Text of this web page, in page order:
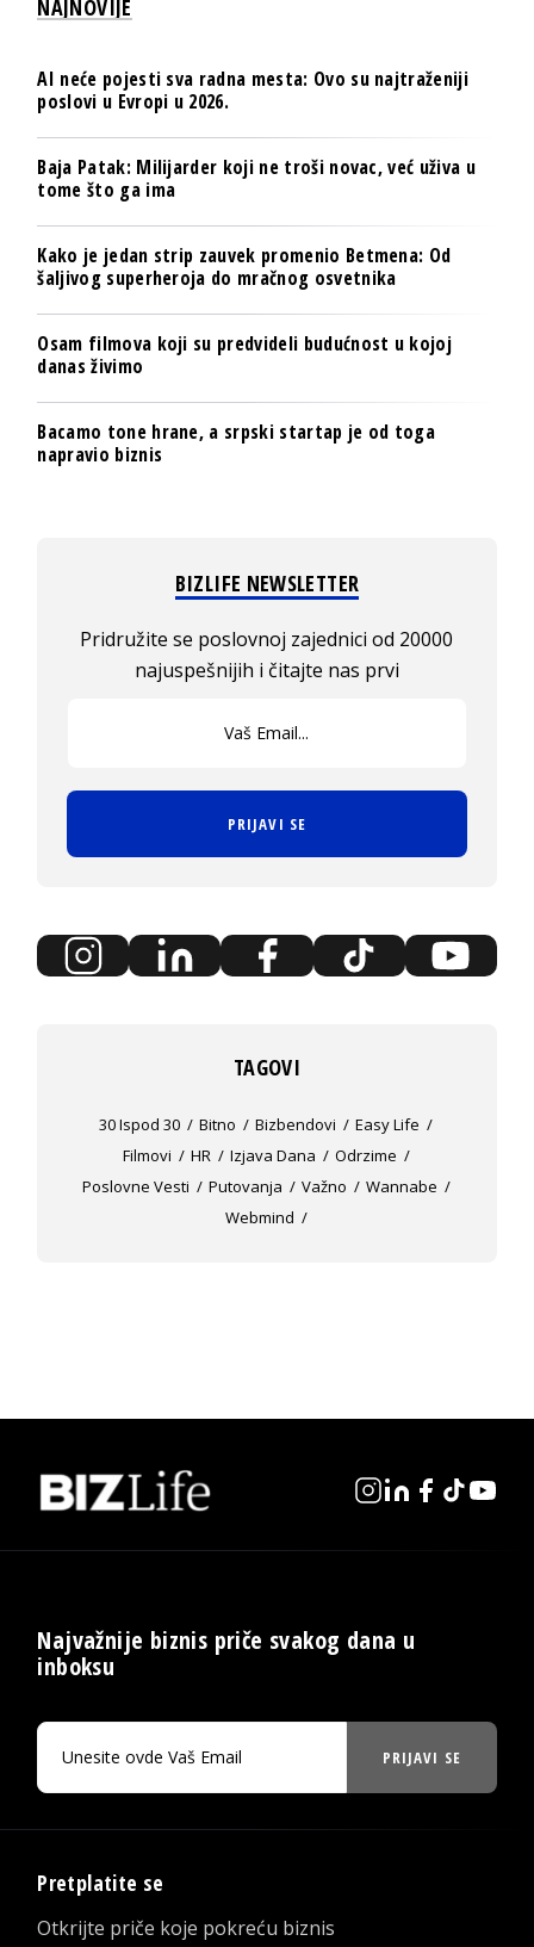
NAJNOVIJE
AI neće pojesti sva radna mesta: Ovo su najtraženiji
poslovi u Evropi u 2026.
Baja Patak: Milijarder koji ne troši novac, već uživa u
tome što ga ima
Kako je jedan strip zauvek promenio Betmena: Od
šaljivog superheroja do mračnog osvetnika
Osam filmova koji su predvideli budućnost u kojoj
danas živimo
Bacamo tone hrane, a srpski startap je od toga
napravio biznis
BIZLIFE NEWSLETTER
Pridružite se poslovnoj zajednici od 20000
najuspešnijih i čitajte nas prvi
PRIJAVI SE
TAGOVI
30 Ispod 30 Bitno Bizbendovi
Easy Life
Filmovi
HR Izjava Dana
Odrzime
Poslovne Vesti
Putovanja Važno
Wannabe
Webmind
Najvažnije biznis priče svakog dana u
inboksu
PRIJAVI SE
Pretplatite se
Otkrijte priče koje pokreću biznis